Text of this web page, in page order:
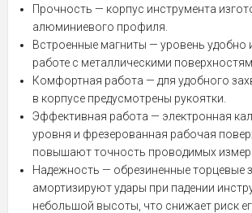
Прочность — корпус инструмента
алюминиевого профиля.
Встроенные магниты — уровень удобно
работе с металлическими
Комфортная работа — для удобного
в корпусе предусмотрены рукоятки.
Эффективная работа — электронная
уровня и фрезерованная рабочая
повышают точность проводимых
Надежность — обрезиненные торцевые
амортизируют удары при падении
небольшой высоты, что снижает риск